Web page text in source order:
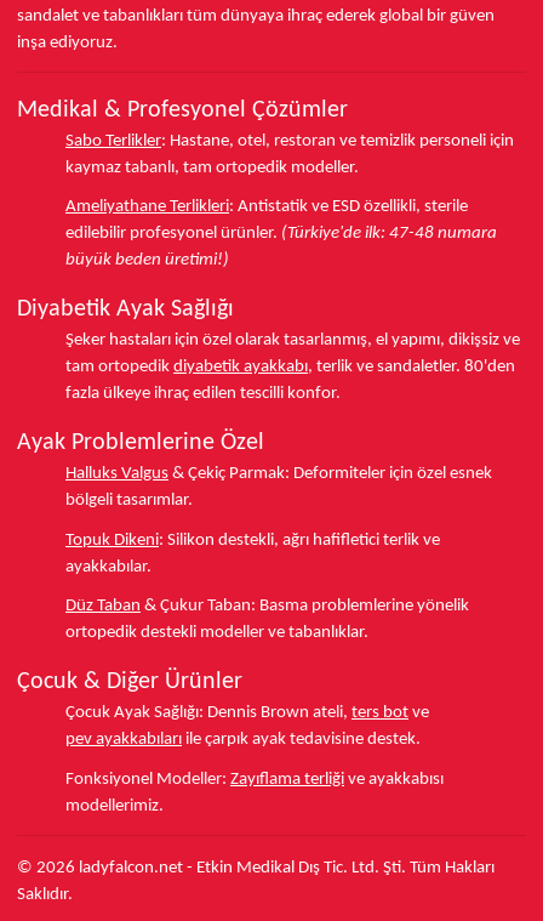
sandalet ve tabanlıkları tüm dünyaya ihraç ederek global bir güven
inşa ediyoruz.
Medikal & Profesyonel Çözümler
Sabo Terlikler: Hastane, otel, restoran ve temizlik personeli için
kaymaz tabanlı, tam ortopedik modeller.
Ameliyathane Terlikleri: Antistatik ve ESD özellikli, sterile
edilebilir profesyonel ürünler. (Türkiye'de ilk: 47-48 numara
büyük beden üretimi!)
Diyabetik Ayak Sağlığı
Şeker hastaları için özel olarak tasarlanmış, el yapımı, dikişsiz ve
tam ortopedik diyabetik ayakkabı, terlik ve sandaletler. 80'den
fazla ülkeye ihraç edilen tescilli konfor.
Ayak Problemlerine Özel
Halluks Valgus & Çekiç Parmak: Deformiteler için özel esnek
bölgeli tasarımlar.
Topuk Dikeni: Silikon destekli, ağrı hafifletici terlik ve
ayakkabılar.
Düz Taban & Çukur Taban: Basma problemlerine yönelik
ortopedik destekli modeller ve tabanlıklar.
Çocuk & Diğer Ürünler
Çocuk Ayak Sağlığı: Dennis Brown ateli, ters bot ve
pev ayakkabıları ile çarpık ayak tedavisine destek.
Fonksiyonel Modeller: Zayıflama terliği ve ayakkabısı
modellerimiz.
© 2026 ladyfalcon.net - Etkin Medikal Dış Tic. Ltd. Şti. Tüm Hakları
Saklıdır.